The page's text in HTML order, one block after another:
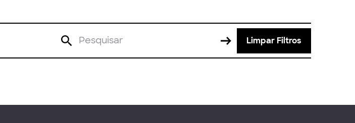
Limpar Filtros